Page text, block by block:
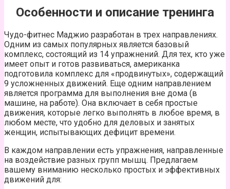
Особенности и описание тренинга
Чудо-фитнес Маджио разработан в трех направлениях.
Одним из самых популярных является базовый
комплекс, состоящий из 14 упражнений. Для тех, кто уже
имеет опыт и готов развиваться, американка
подготовила комплекс для «продвинутых», содержащий
9 усложненных движений. Еще одним направлением
является программа для выполнения вне дома (в
машине, на работе). Она включает в себя простые
движения, которые легко выполнять в любое время, в
любом месте, что удобно для деловых и занятых
женщин, испытывающих дефицит времени.
В каждом направлении есть упражнения, направленные
на воздействие разных групп мышц. Предлагаем
вашему вниманию несколько простых и эффективных
движений для: